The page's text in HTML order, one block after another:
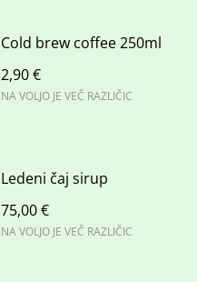
Cold brew coffee 250ml
2,90 €
NA VOLJO JE VEČ RAZLIČIC
Ledeni čaj sirup
75,00 €
NA VOLJO JE VEČ RAZLIČIC